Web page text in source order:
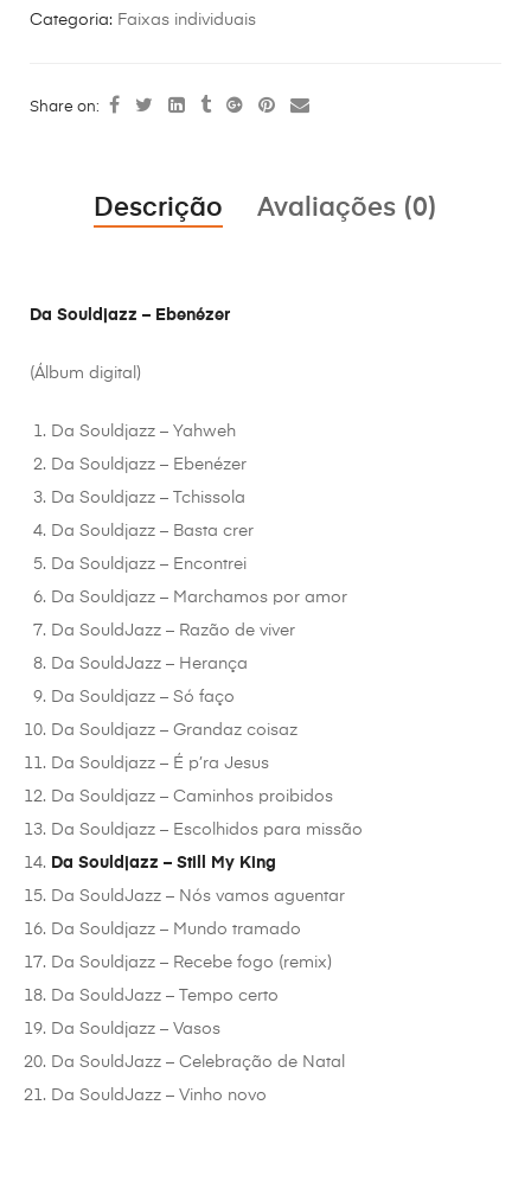
Categoria: Faixas individuais
Share on:
Descrição Avaliações (0)
Da Souldjazz – Ebenézer
(Álbum digital)
Da Souldjazz – Yahweh
Da Souldjazz – Ebenézer
Da Souldjazz – Tchissola
Da Souldjazz – Basta crer
Da Souldjazz – Encontrei
Da Souldjazz – Marchamos por amor
Da SouldJazz – Razão de viver
Da SouldJazz – Herança
Da Souldjazz – Só faço
Da Souldjazz – Grandaz coisaz
Da Souldjazz – É p’ra Jesus
Da Souldjazz – Caminhos proibidos
Da Souldjazz – Escolhidos para missão
Da Souldjazz – Still My King
Da SouldJazz – Nós vamos aguentar
Da Souldjazz – Mundo tramado
Da Souldjazz – Recebe fogo (remix)
Da SouldJazz – Tempo certo
Da Souldjazz – Vasos
Da SouldJazz – Celebração de Natal
Da SouldJazz – Vinho novo